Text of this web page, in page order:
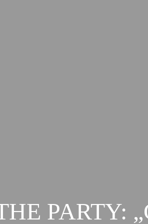
PARTY: